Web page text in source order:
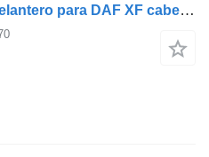
Far stanga 1939777 faro delantero para DAF XF cabeza tractora